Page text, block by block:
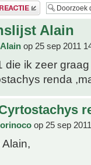
Alain
Alain op 25 sep 2011
die ik zeer
renda
orinoco op 25 sep